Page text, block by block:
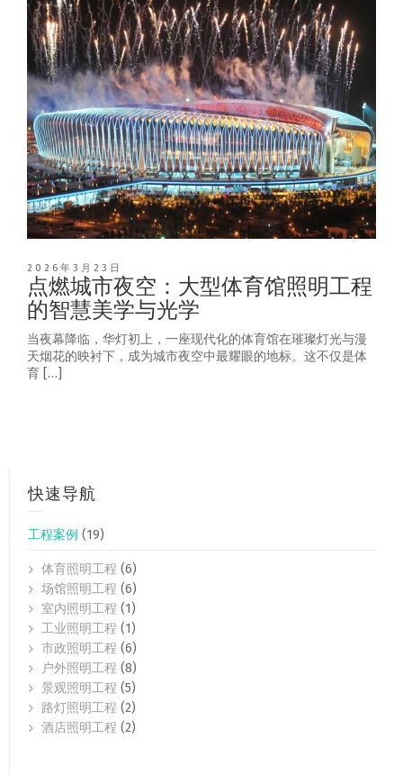
2026年3月23日
点燃城市夜空：大型体育馆照明工程
的智慧美学与光学
当夜幕降临，华灯初上，一座现代化的体育馆在璀璨灯光与漫
天烟花的映衬下，成为城市夜空中最耀眼的地标。这不仅是体
育 […]
快速导航
工程案例 (19)
体育照明工程 (6)
场馆照明工程 (6)
室内照明工程 (1)
工业照明工程 (1)
市政照明工程 (6)
户外照明工程 (8)
景观照明工程 (5)
路灯照明工程 (2)
酒店照明工程 (2)